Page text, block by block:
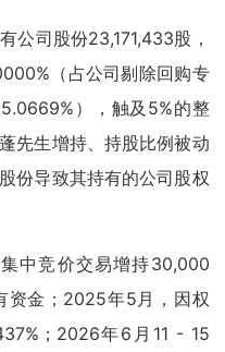
公司股份23,171,433股，
（占公司剔除回购专
），触及5%的整
先生增持、持股比例被动
份导致其持有的公司股权
中竞价交易增持30,000
资金；2025年5月，因权
；2026年6月11 - 15